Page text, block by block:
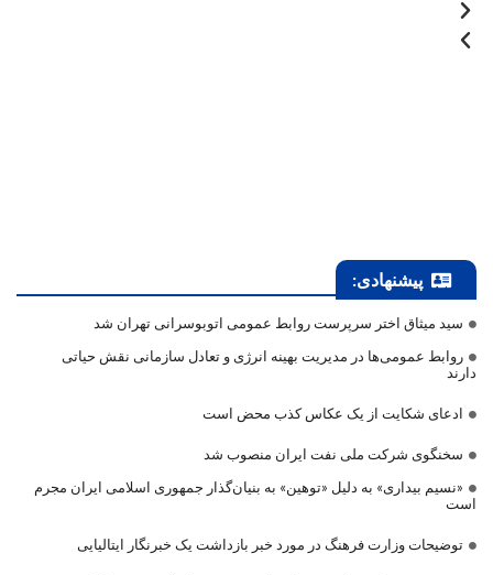
پیشنهادی:
سید میثاق اختر سرپرست روابط عمومی اتوبوسرانی تهران شد
روابط عمومی‌ها در مدیریت بهینه انرژی و تعادل سازمانی نقش حیاتی
دارند
ادعای شکایت از یک عکاس کذب محض است
سخنگوی شرکت ملی نفت ایران منصوب شد
«نسیم بیداری» به دلیل «توهین» به بنیان‌گذار جمهوری اسلامی ایران مجرم
است
توضیحات وزارت فرهنگ در مورد خبر بازداشت یک خبرنگار ایتالیایی